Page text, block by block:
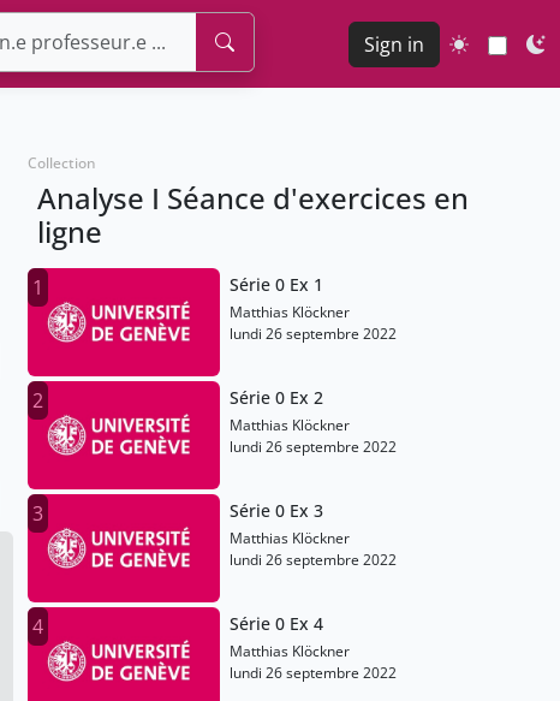
Sign in
Collection
Analyse I Séance d'exercices en
ligne
1 Série 0 Ex 1
Matthias Klöckner
lundi 26 septembre 2022
2 Série 0 Ex 2
Matthias Klöckner
lundi 26 septembre 2022
3 Série 0 Ex 3
Matthias Klöckner
lundi 26 septembre 2022
4 Série 0 Ex 4
Matthias Klöckner
lundi 26 septembre 2022